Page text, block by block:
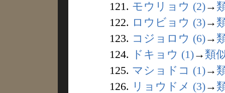
121. モウリョウ (2)→
122. ロウビョウ (3)→
123. コジョロウ (6)→
124.
ドキョウ (1)→ 類
125. マショドコ (1)→
126. リョウドメ (3)→